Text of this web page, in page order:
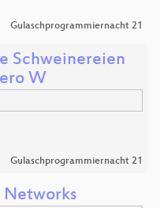
Gulaschprogrammiernacht 21
Schweinereien
W
Gulaschprogrammiernacht 21
Networks